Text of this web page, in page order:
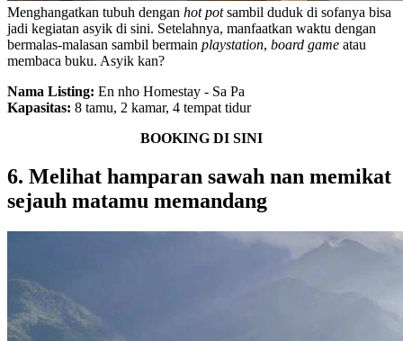
Menghangatkan tubuh dengan hot potsambil duduk di sofanya bisa
jadi kegiatan asyik di sini. Setelahnya, manfaatkan waktu dengan
bermalas-malasan sambil bermain playstation, board game atau
membaca buku. Asyik kan?
Nama Listing: En nho Homestay - Sa Pa
Kapasitas: 8 tamu, 2 kamar, 4 tempat tidur
BOOKING DI SINI
6. Melihat hamparan sawah nan memikat
sejauh matamu memandang